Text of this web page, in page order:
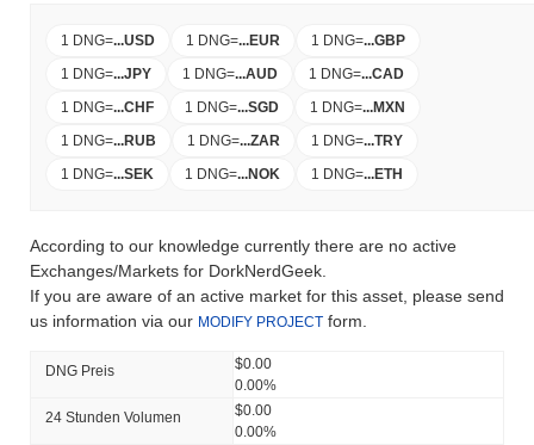
1 DNG=...USD 1 DNG=...EUR 1 DNG=...GBP
1 DNG=...JPY 1 DNG=...AUD 1 DNG=...CAD
1 DNG=...CHF 1 DNG=...SGD 1 DNG=...MXN
1 DNG=...RUB 1 DNG=...ZAR 1 DNG=...TRY
1 DNG=...SEK 1 DNG=...NOK 1 DNG=...ETH
According to our knowledge currently there are no active
Exchanges/Markets for DorkNerdGeek.
If you are aware of an active market for this asset, please send
us information via our MODIFY PROJECT form.
DNG Preis
$0.00
0.00%
24 Stunden Volumen
$0.00
0.00%